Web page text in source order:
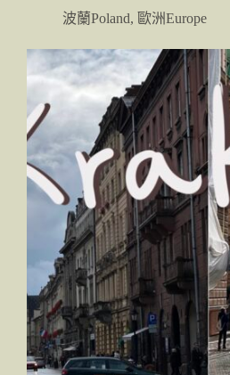
斯
克
(Gdańsk)
自
由
行
攻
略：
景
點、
交
通、
住
宿、
美
食、
散
步
地
圖
波蘭Poland, 歐洲Europe